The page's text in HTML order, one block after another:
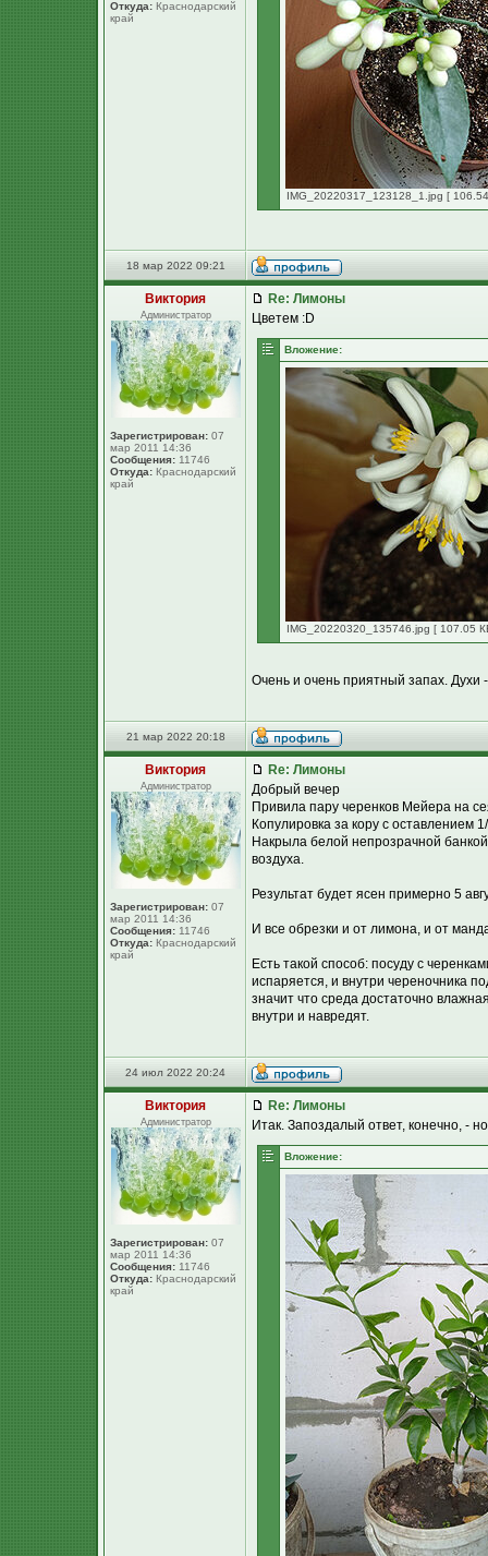
Откуда: Краснодарский
край
IMG_20220317_123128_1.jpg [
18 мар 2022 09:21
Виктория
Администратор
Зарегистрирован: 07
мар 2011 14:36
Сообщения: 11746
Откуда: Краснодарский
край
Re: Лимоны
Цветем :D
Вложение:
IMG_20220320_135746.jpg [ 107.05
Очень и очень приятный запах. Духи
21 мар 2022 20:18
Виктория
Администратор
Зарегистрирован: 07
мар 2011 14:36
Сообщения: 11746
Откуда: Краснодарский
край
Re: Лимоны
Добрый вечер
Привила пару черенков Мейера на
Копулировка за кору с оставлением
Накрыла белой непрозрачной
воздуха.
Результат будет ясен примерно 5
И все обрезки и от лимона, и от
Есть такой способ: посуду с
испаряется, и внутри череночника
значит что среда достаточно
внутри и навредят.
24 июл 2022 20:24
Виктория
Администратор
Зарегистрирован: 07
мар 2011 14:36
Сообщения: 11746
Откуда: Краснодарский
край
Re: Лимоны
Итак. Запоздалый ответ, конечно, -
Вложение: